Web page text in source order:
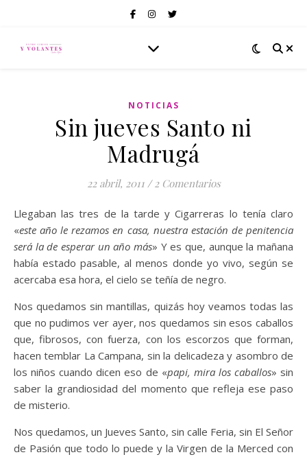
NOTICIAS
Sin jueves Santo ni
Madrugá
22 abril, 2011 / 2 Comentarios
Llegaban las tres de la tarde y Cigarreras lo tenía claro
«este año le rezamos en casa, nuestra estación de penitencia
será la de esperar un año más» Y es que, aunque la mañana
había estado pasable, al menos donde yo vivo, según se
acercaba esa hora, el cielo se teñía de negro.
Nos quedamos sin mantillas, quizás hoy veamos todas las
que no pudimos ver ayer, nos quedamos sin esos caballos
que, fibrosos, con fuerza, con los escorzos que forman,
hacen temblar La Campana, sin la delicadeza y asombro de
los niños cuando dicen eso de «papi, mira los caballos» sin
saber la grandiosidad del momento que refleja ese paso
de misterio.
Nos quedamos, un Jueves Santo, sin calle Feria, sin El Señor
de Pasión que todo lo puede y la Virgen de la Merced con